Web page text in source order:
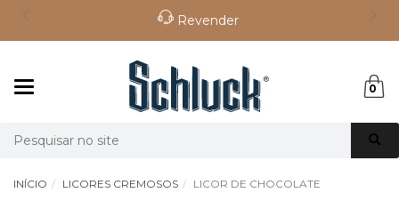
Revender
0
INÍCIO LICORES CREMOSOS LICOR DE CHOCOLATE